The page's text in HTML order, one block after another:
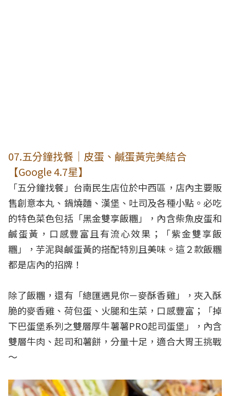
07.五分鐘找餐｜皮蛋、鹹蛋黃完美結合
【Google 4.7星】
「五分鐘找餐」台南民生店位於中西區，店內主要販
售創意本丸、鍋燒麵、漢堡、吐司及各種小點。必吃
的特色菜色包括「黑金雙享飯糰」，內含柴魚皮蛋和
鹹蛋黃，口感豐富且有流心效果；「紫金雙享飯
糰」，芋泥與鹹蛋黃的搭配特別且美味。這２款飯糰
都是店內的招牌！
除了飯糰，還有「總匯遇見你－麥酥香雞」，夾入酥
脆的麥香雞、荷包蛋、火腿和生菜，口感豐富；「掉
下巴蛋堡系列之雙層厚牛薯薯PRO起司蛋堡」，內含
雙層牛肉、起司和薯餅，分量十足，適合大胃王挑戰
～